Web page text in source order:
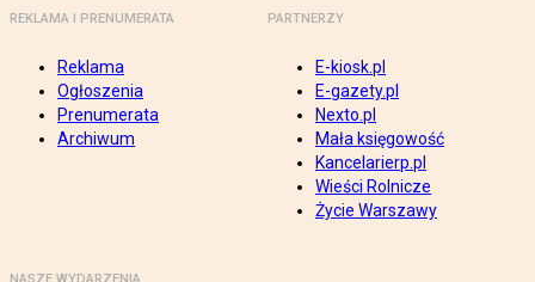
REKLAMA I PRENUMERATA
Reklama
Ogłoszenia
Prenumerata
Archiwum
PARTNERZY
E-kiosk.pl
E-gazety.pl
Nexto.pl
Mała księgowość
Kancelarierp.pl
Wieści Rolnicze
Życie Warszawy